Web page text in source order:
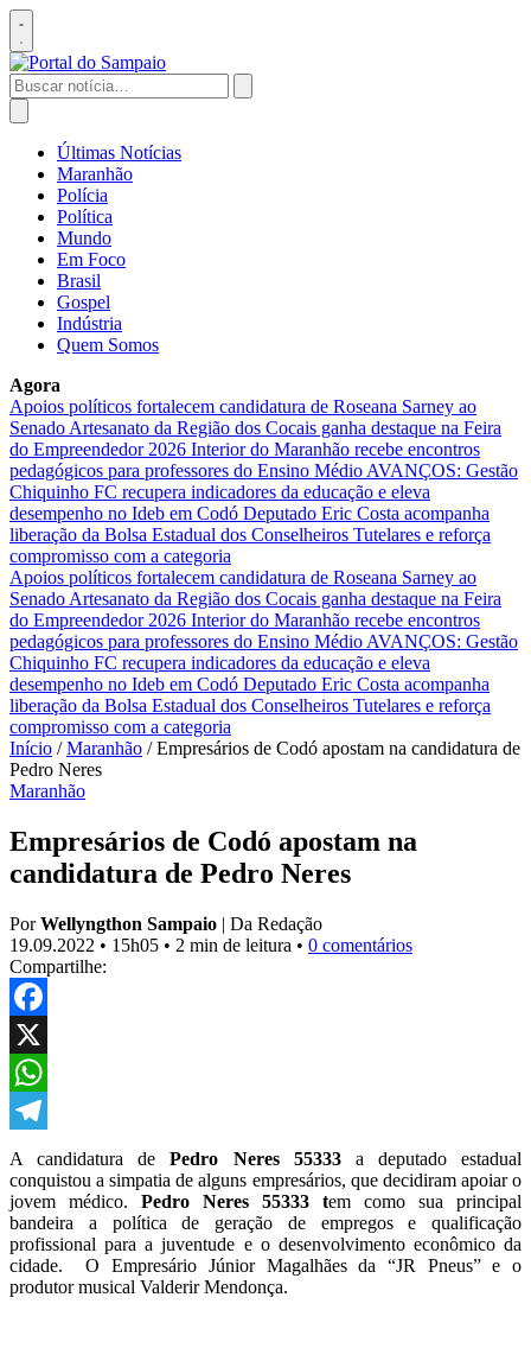
Pular
para
o
conteúdo
Abrir
menu
Buscar
por:
Abrir
buscaÚltimas Notícias
Maranhão
Polícia
Política
Mundo
Em Foco
Brasil
Gospel
Indústria
Quem Somos
Agora
Apoios políticos fortalecem candidatura de Roseana Sarney ao
Senado Artesanato da Região dos Cocais ganha destaque na Feira
do Empreendedor 2026 Interior do Maranhão recebe encontros
pedagógicos para professores do Ensino Médio AVANÇOS: Gestão
Chiquinho FC recupera indicadores da educação e eleva
desempenho no Ideb em Codó Deputado Eric Costa acompanha
liberação da Bolsa Estadual dos Conselheiros Tutelares e reforça
compromisso com a categoria
Apoios políticos fortalecem candidatura de Roseana Sarney ao
Senado Artesanato da Região dos Cocais ganha destaque na Feira
do Empreendedor 2026 Interior do Maranhão recebe encontros
pedagógicos para professores do Ensino Médio AVANÇOS: Gestão
Chiquinho FC recupera indicadores da educação e eleva
desempenho no Ideb em Codó Deputado Eric Costa acompanha
liberação da Bolsa Estadual dos Conselheiros Tutelares e reforça
compromisso com a categoria
Início / Maranhão / Empresários de Codó apostam na candidatura de
Pedro Neres
Maranhão
Empresários de Codó apostam na
candidatura de Pedro Neres
PorWellyngthon Sampaio | Da Redação
19.09.2022 • 15h05 • 2 min de leitura • 0 comentários
Compartilhe:
Facebook
X
WhatsApp
Telegram
A candidatura dePedro Neres 55333a deputado estadual
conquistou a simpatia de alguns empresários, que decidiram apoiar o
jovem médico. Pedro Neres 55333 tem como sua principal
bandeira a política de geração de empregos e qualificação
profissional para a juventude e o desenvolvimento econômico da
cidade. O Empresário Júnior Magalhães da “JR Pneus” e o
produtor musical Valderir Mendonça.